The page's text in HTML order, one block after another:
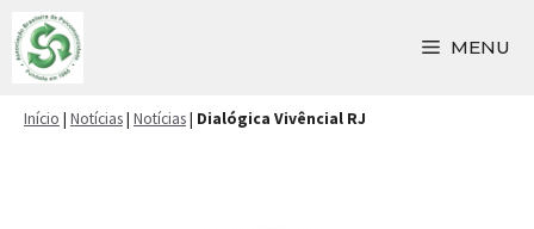
Pular
para
MENU
Início | Notícias| Notícias| Dialógica Vivêncial RJ